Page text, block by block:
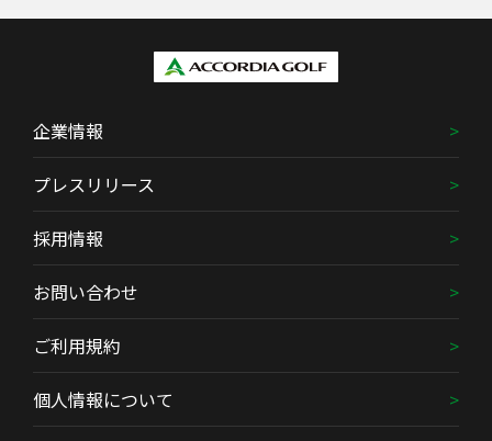
企業情報
プレスリリース
採用情報
お問い合わせ
ご利用規約
個人情報について